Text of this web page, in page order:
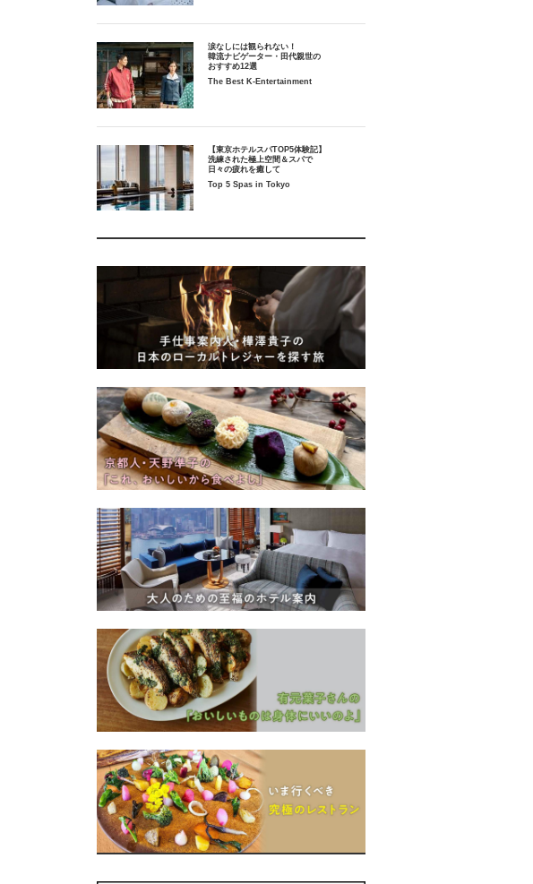
涙なしには観られない！
韓流ナビゲーター・田代親世の
おすすめ12選
The Best K-Entertainment
【東京ホテルスパTOP5体験記】
洗練された極上空間＆スパで
日々の疲れを癒して
Top 5 Spas in Tokyo